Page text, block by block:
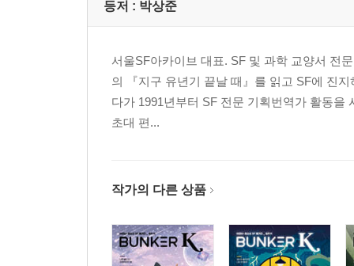
등저 : 박상준
서울SF아카이브 대표. SF 및 과학 교양서 전
의 『지구 유년기 끝날 때』를 읽고 SF에 진
다가 1991년부터 SF 전문 기획번역가 활동을
초대 편...
작가의 다른 상품